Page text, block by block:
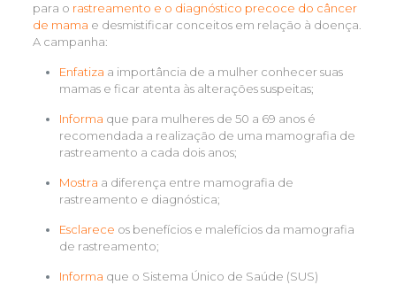
para o rastreamento e o diagnóstico precoce do câncer
de mama e desmistificar conceitos em relação à doença.
A campanha:
Enfatiza a importância de a mulher conhecer suas
mamas e ficar atenta às alterações suspeitas;
Informa que para mulheres de 50 a 69 anos é
recomendada a realização de uma mamografia de
rastreamento a cada dois anos;
Mostra a diferença entre mamografia de
rastreamento e diagnóstica;
Esclarece os benefícios e malefícios da mamografia
de rastreamento;
Informa que o Sistema Único de Saúde (SUS)